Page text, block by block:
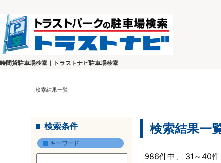
時間貸駐車場検索｜トラストナビ駐車場検索
検索結果一覧
検索条件
キーワード
検索結果一
986件中、 31～40